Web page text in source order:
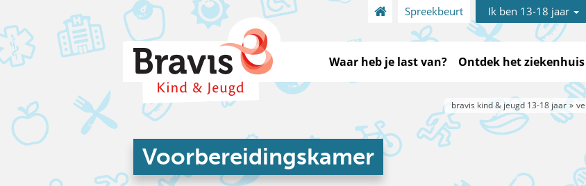
Spreekbeurt Ik ben 13-18 jaar
Waar heb je last van? Ontdek het ziekenhuis
bravis kind & jeugd 13-18 jaar
Voorbereidingskamer